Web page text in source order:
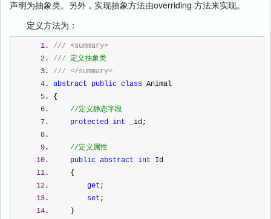
声明为抽象类。另外，实现抽象方法由overriding 方法来实现。
定义方法为：
1. /// <summary>
2. /// 定义抽象类
3. /// </summary>
4. abstract public class Animal
5. {
6. //定义静态字段
7. protected int _id;
8.
9. //定义属性
10. public abstract int Id
11.     {
12. get ;
13. set ;
14.     }